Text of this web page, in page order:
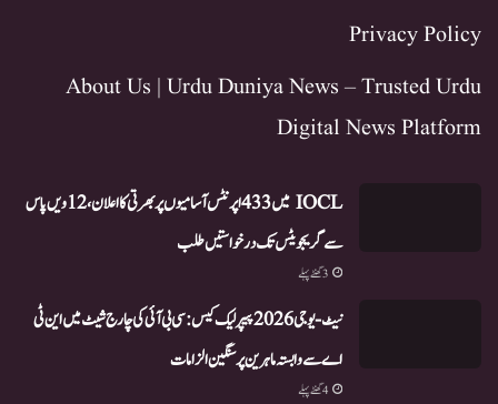
Privacy Policy
About Us | Urdu Duniya News – Trusted Urdu
Digital News Platform
IOCL میں 433 اپرنٹس آسامیوں پر بھرتی کا اعلان، 12ویں پاس
سے گریجویٹس تک درخواستیں طلب
3 گھنٹے پہلے
نیٹ-یو جی 2026 پیپر لیک کیس: سی بی آئی کی چارج شیٹ میں این ٹی
اے سے وابستہ ماہرین پر سنگین الزامات
4 گھنٹے پہلے